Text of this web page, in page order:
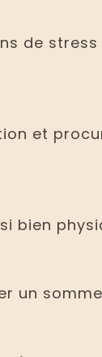
de
et
bien
un